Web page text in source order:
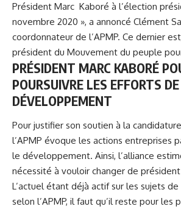
Président Marc Kaboré à l’élection
novembre 2020 », a annoncé Clément
coordonnateur de l’APMP. Ce dernier
président du Mouvement du peuple
PRÉSIDENT MARC KABORÉ
POURSUIVRE LES EFFORTS DE
DÉVELOPPEMENT
Pour justifier son soutien à la
l’APMP évoque les actions entreprises
le développement. Ainsi, l’alliance
nécessité à vouloir changer de
L’actuel étant déjà actif sur les sujets
selon l’APMP, il faut qu’il reste pour les